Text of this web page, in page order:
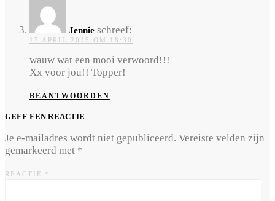
Jennie schreef:
17 APRIL 2015 OM 18:30
wauw wat een mooi verwoord!!!
Xx voor jou!! Topper!
BEANTWOORDEN
GEEF EEN REACTIE
Je e-mailadres wordt niet gepubliceerd. Vereiste velden zijn
gemarkeerd met *
REACTIE *